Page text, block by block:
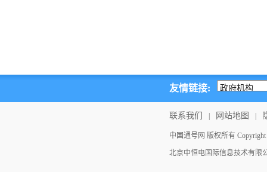
友情链接:
联系我们 网站地图
中国通号网 版权所有
北京中恒电国际信息技术有限